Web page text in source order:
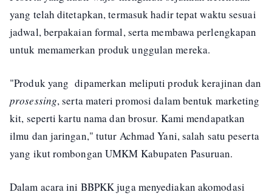
yang telah ditetapkan, termasuk hadir tepat waktu sesuai
jadwal, berpakaian formal, serta membawa perlengkapan
untuk memamerkan produk unggulan mereka.
"Produk yang dipamerkan meliputi produk kerajinan dan
prosessing, serta materi promosi dalam bentuk marketing
kit, seperti kartu nama dan brosur. Kami mendapatkan
ilmu dan jaringan," tutur Achmad Yani, salah satu peserta
yang ikut rombongan UMKM Kabupaten Pasuruan.
Dalam acara ini BBPKK juga menyediakan akomodasi